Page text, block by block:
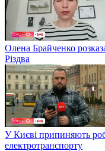
Олена Брайченко
Різдва
У Києві припиняють
електротранспорту